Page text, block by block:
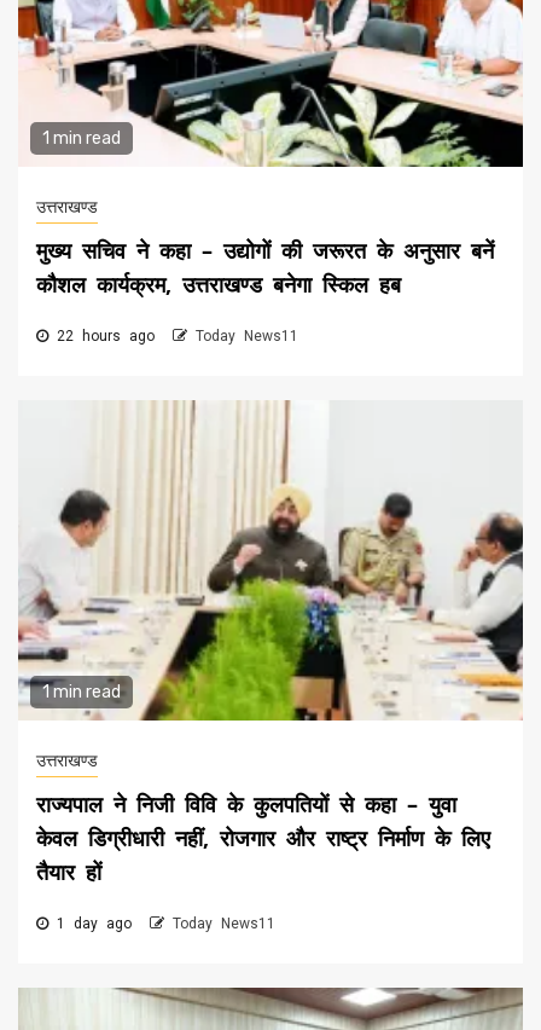
1 min read
उत्तराखण्ड
मुख्य सचिव ने कहा – उद्योगों की जरूरत के अनुसार बनें
कौशल कार्यक्रम, उत्तराखण्ड बनेगा स्किल हब
22 hours ago Today News11
1 min read
उत्तराखण्ड
राज्यपाल ने निजी विवि के कुलपतियों से कहा – युवा
केवल डिग्रीधारी नहीं, रोजगार और राष्ट्र निर्माण के लिए
तैयार हों
1 day ago Today News11